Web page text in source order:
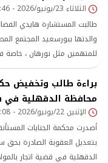
الثلاثاء 23/يونيو/2026 - 05:46 م
طالبت المستشارة هايدي
والدتها ببورسعيد المجتمع
للمتهمين مثل نورهان ،
السوشيال ميديا في إصدار
أحكام القضاء،
براءة طالب وتخفيض
محافظة الدقهلية في
الإثنين 22/يونيو/2026 - 07:08 م
أصدرت محكمة الجنايات
بتعديل العقوبة الصادرة
الدقهلية في قضية اتجار